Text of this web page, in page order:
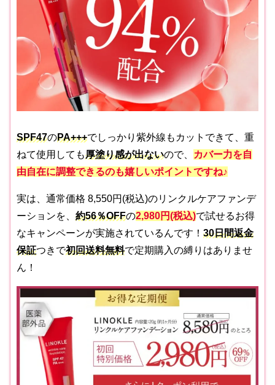
SPF47のPA+++でしっかり紫外線もカットできて、重
ねて使用しても厚塗り感が出ないので、
カバー力を自
由自在に調整できるのも嬉しいポイントですね♪
実は、通常価格 8,550円(税込)のリンクルケアファンデ
ーションを、 約56％OFFの2,980円(税込)で試せるお得
なキャンペーンが実施されているんです！ 30日間返金
保証つきで初回送料無料で定期購入の縛りはありませ
ん！